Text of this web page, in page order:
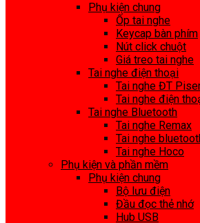
Phụ kiện chung
Ốp tai nghe
Keycap bàn phím
Nút click chuột
Giá treo tai nghe
Tai nghe điện thoại
Tai nghe ĐT
Tai nghe điện
Tai nghe Bluetooth
Tai nghe Remax
Tai nghe
Tai nghe Hoco
Phụ kiện và phần mềm
Phụ kiện chung
Bộ lưu điện
Đầu đọc thẻ nhớ
Hub USB